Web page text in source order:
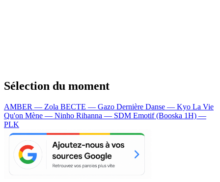
Sélection du moment
AMBER — Zola BECTE — Gazo Dernière Danse — Kyo La Vie
Qu'on Mène — Ninho Rihanna — SDM Emotif (Booska 1H) —
PLK